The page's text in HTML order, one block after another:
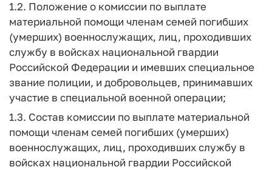
1.2. Положение о комиссии по выплате
материальной помощи членам семей погибших
(умерших) военнослужащих, лиц, проходивших
службу в войсках национальной гвардии
Российской Федерации и имевших специальное
звание полиции, и добровольцев, принимавших
участие в специальной военной операции;
1.3. Состав комиссии по выплате материальной
помощи членам семей погибших (умерших)
военнослужащих, лиц, проходивших службу в
войсках национальной гвардии Российской